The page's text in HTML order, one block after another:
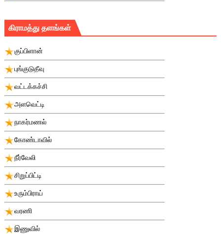
கிராமத்து தளங்கள்
குப்பிளான்
புங்குடுதீவு
வட்டக்கச்சி
அளவெட்டி
நாகர்மணல்
கோண்டாவில்
நீர்வேலி
சிறுப்பிட்டி
உரும்பிராய்
வரணி
இணுவில்